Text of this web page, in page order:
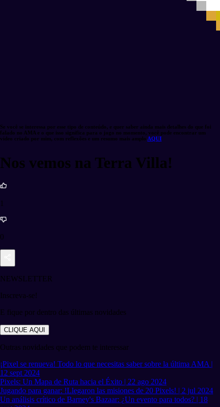
Se você se interessa por esse tipo de conteúdo, e quer saber ainda mais detalhes do que foi
falado no AMA e o que isso significa para o jogo no momento, você pode encontrar um
vídeo criado por mim, com reflexões e um resumo mais amplo AQUI
Nos vemos na Terra Villa!
1
0
NEWSLETTER
Inscreva-se!
E fique por dentro das últimas novidades
CLIQUE AQUI
Outras novidades que podem te interessar
¡Pixel se renueva! Todo lo que necesitas saber sobre la última AMA |
12 sept 2024
Pixels: Un Mapa de Ruta hacia el Éxito | 22 ago 2024
Jugando para ganar: !Llegaron las misiones de 20 Pixels! | 2 jul 2024
Un análisis crítico de Barney's Bazaar: ¿Un evento para todos? | 18